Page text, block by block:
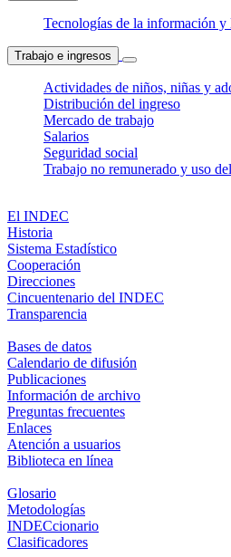
Tecnologías de la información y
Trabajo e ingresos
Actividades de niños, niñas y
Distribución del ingreso
Mercado de trabajo
Salarios
Seguridad social
Trabajo no remunerado y uso
El INDEC
Historia
Sistema Estadístico
Cooperación
Direcciones
Cincuentenario del INDEC
Transparencia
Bases de datos
Calendario de difusión
Publicaciones
Información de archivo
Preguntas frecuentes
Enlaces
Atención a usuarios
Biblioteca en línea
Glosario
Metodologías
INDECcionario
Clasificadores